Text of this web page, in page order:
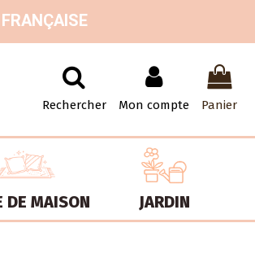
Rechercher Mon compte Panier
DE MAISON JARDIN